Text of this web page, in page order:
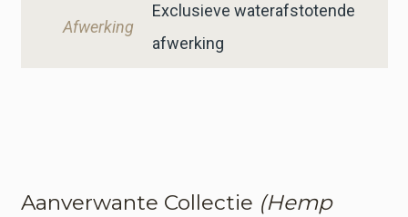
Afwerking
Exclusieve waterafstotende
afwerking
Aanverwante Collectie (Hemp